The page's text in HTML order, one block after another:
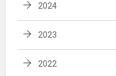
2024
2023
2022